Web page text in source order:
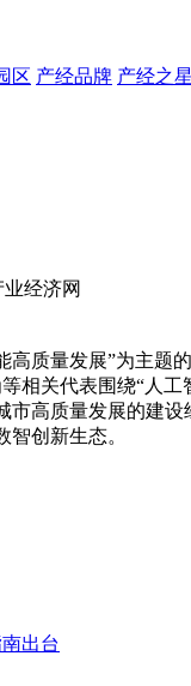
区 产经品牌 产经之星
业经济网
量发展”为主题
关代表围绕“人工
高质量发展的建
创新生态。
出台